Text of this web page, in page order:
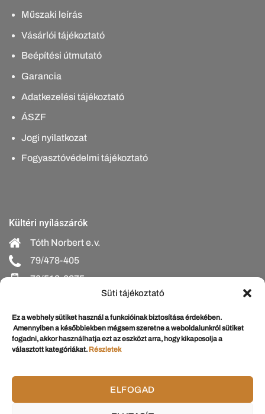
Süti tájékoztató
Ez a webhely sütiket használ a funkcióinak biztosítása érdekében.
Amennyiben a későbbiekben mégsem szeretne a weboldalunkról sütiket
fogadni, akkor használhatja ezt az eszközt arra, hogy kikapcsolja a
választott kategóriákat. Részletek
ELFOGAD
Műszaki leírás
Vásárlói tájékoztató
Beépítési útmutató
Garancia
Adatkezelési tájékoztató
ÁSZF
Jogi nyilatkozat
Fogyasztóvédelmi tájékoztató
Kültéri nyílászárók
Tóth Norbert e.v.
79/478-405
70/518-6275
bejarati@schumacherajto.hu
Beltéri nyílászárók